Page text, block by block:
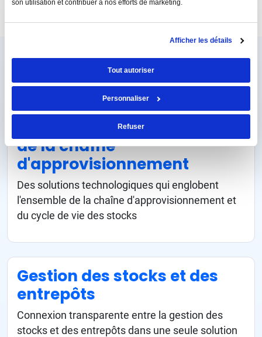
son utilisation et contribuer à nos efforts de marketing.
Afficher les détails
Tout autoriser
Personnaliser
Refuser
POUR EN SAVOIR PLUS
Principales fonctionnalités
Technologie des achats et
de la chaîne
d'approvisionnement
Des solutions technologiques qui englobent
l'ensemble de la chaîne d'approvisionnement et
du cycle de vie des stocks
Gestion des stocks et des
entrepôts
Connexion transparente entre la gestion des
stocks et des entrepôts dans une seule solution